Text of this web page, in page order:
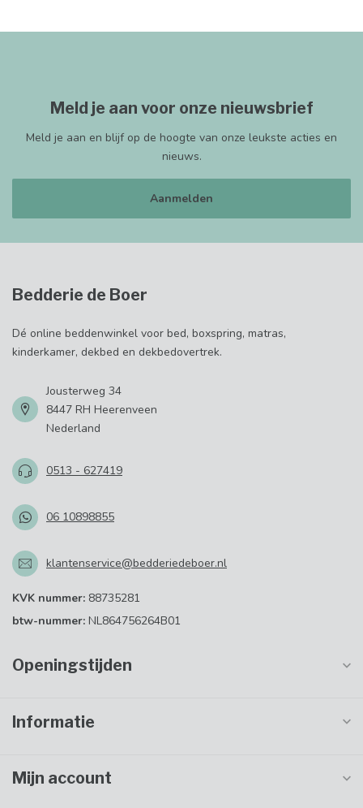
Meld je aan voor onze nieuwsbrief
Meld je aan en blijf op de hoogte van onze leukste acties en
nieuws.
Aanmelden
Bedderie de Boer
Dé online beddenwinkel voor bed, boxspring, matras,
kinderkamer, dekbed en dekbedovertrek.
Jousterweg 34
8447 RH Heerenveen
Nederland
0513 - 627419
06 10898855
klantenservice@bedderiedeboer.nl
KVK nummer: 88735281
btw-nummer: NL864756264B01
Openingstijden
Informatie
Mijn account